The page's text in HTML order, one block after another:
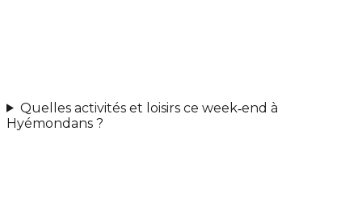
Quelles activités et loisirs ce week‑end à
Hyémondans ?